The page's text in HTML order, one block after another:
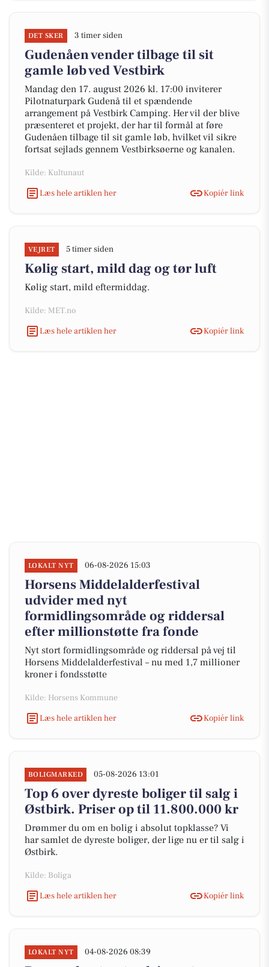
DET SKER 3 timer siden
Gudenåen vender tilbage til sit
gamle løb ved Vestbirk
Mandag den 17. august 2026 kl. 17:00 inviterer
Pilotnaturpark Gudenå til et spændende
arrangement på Vestbirk Camping. Her vil der blive
præsenteret et projekt, der har til formål at føre
Gudenåen tilbage til sit gamle løb, hvilket vil sikre
fortsat sejlads gennem Vestbirksøerne og kanalen.
Kilde: Kultunaut
Læs hele artiklen her
Kopiér link
VEJRET 5 timer siden
Kølig start, mild dag og tør luft
Kølig start, mild eftermiddag.
Kilde: MET.no
Læs hele artiklen her
Kopiér link
LOKALT NYT 06-08-2026 15:03
Horsens Middelalderfestival
udvider med nyt
formidlingsområde og riddersal
efter millionstøtte fra fonde
Nyt stort formidlingsområde og riddersal på vej til
Horsens Middelalderfestival – nu med 1,7 millioner
kroner i fondsstøtte
Kilde: Horsens Kommune
Læs hele artiklen her
Kopiér link
BOLIGMARKED 05-08-2026 13:01
Top 6 over dyreste boliger til salg i
Østbirk. Priser op til 11.800.000 kr
Drømmer du om en bolig i absolut topklasse? Vi
har samlet de dyreste boliger, der lige nu er til salg i
Østbirk.
Kilde: Boliga
Læs hele artiklen her
Kopiér link
LOKALT NYT 04-08-2026 08:39